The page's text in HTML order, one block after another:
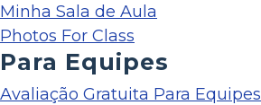
Minha Sala de Aula
Photos For Class
Para Equipes
Avaliação Gratuita Para Equipes